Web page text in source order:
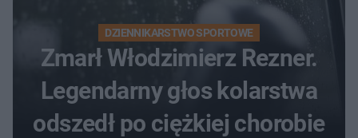
DZIENNIKARSTWO SPORTOWE
Zmarł Włodzimierz Rezner.
Legendarny głos kolarstwa
odszedł po ciężkiej chorobie